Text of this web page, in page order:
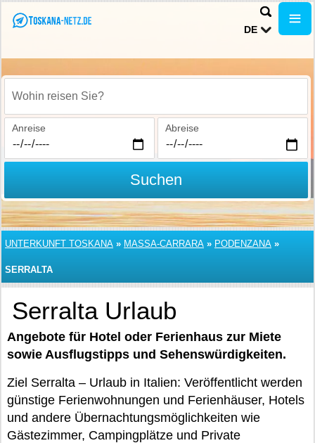
DE
Wohin reisen Sie?
Anreise Abreise
Suchen
UNTERKUNFT TOSKANA » MASSA-CARRARA » PODENZANA »
SERRALTA
Serralta Urlaub
Angebote für Hotel oder Ferienhaus zur Miete
sowie Ausflugstipps und Sehenswürdigkeiten.
Ziel Serralta – Urlaub in Italien: Veröffentlicht werden
günstige Ferienwohnungen und Ferienhäuser, Hotels
und andere Übernachtungsmöglichkeiten wie
Gästezimmer, Campingplätze und Private